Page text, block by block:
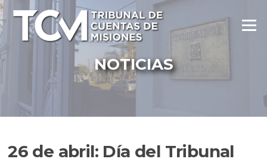
Ir
al
contenido
Menú
NOTICIAS
26 de abril: Día del Tribunal